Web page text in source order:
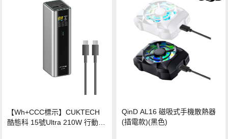
【Wh+CCC標示】CUKTECH
酷態科 15號Ultra 210W 行動電
QinD AL16 磁吸式手機散熱器
(插電款)(黑色)